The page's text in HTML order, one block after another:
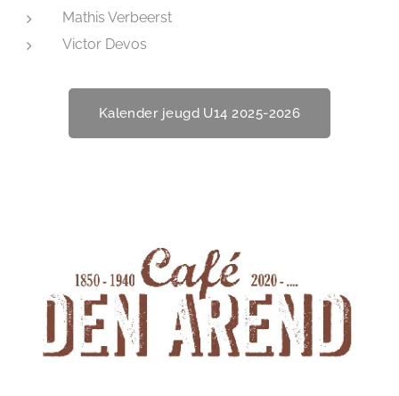
Mathis Verbeerst
Victor Devos
Kalender jeugd U14 2025-2026